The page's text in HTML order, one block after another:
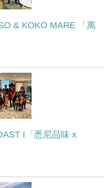
& KOKO MARE 「萬
I「悉尼品味 x